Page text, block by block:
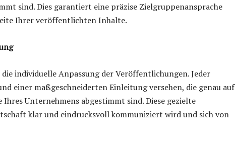
sind. Dies garantiert eine präzise Zielgruppenansprache
Ihrer veröffentlichten Inhalte.
individuelle Anpassung der Veröffentlichungen. Jeder
einer maßgeschneiderten Einleitung versehen, die genau auf
Unternehmens abgestimmt sind. Diese gezielte
klar und eindrucksvoll kommuniziert wird und sich von